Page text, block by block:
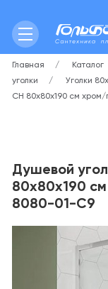
Главная Каталог
уголки
Уголки
CH 80х80х190 см
Душевой
80х80х190
8080-01-C9